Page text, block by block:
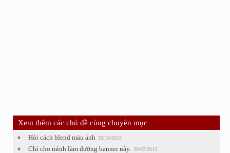
Xem thêm các chủ đề cùng chuyên mục
Hỏi cách blend màu ảnh 30/10/2015
Chỉ cho mình làm đường banner này. 30/07/2015